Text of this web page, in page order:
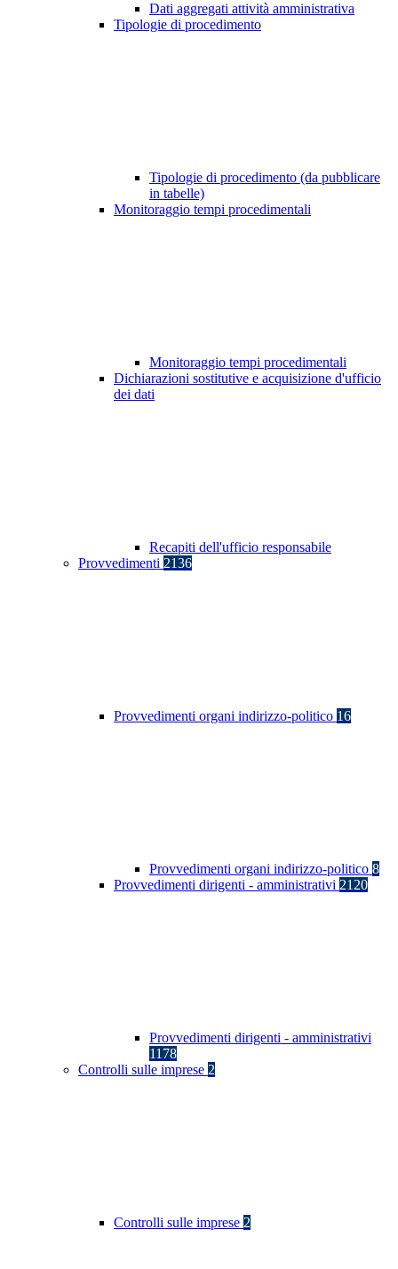
Dati aggregati attività amministrativa
Tipologie di procedimento
Tipologie di procedimento (da pubblicare
in tabelle)
Monitoraggio tempi procedimentali
Monitoraggio tempi procedimentali
Dichiarazioni sostitutive e acquisizione d'ufficio
dei dati
Recapiti dell'ufficio responsabile
Provvedimenti 2136
Provvedimenti organi indirizzo-politico 16
Provvedimenti organi indirizzo-politico 8
Provvedimenti dirigenti - amministrativi 2120
Provvedimenti dirigenti - amministrativi
1178
Controlli sulle imprese 2
Controlli sulle imprese 2